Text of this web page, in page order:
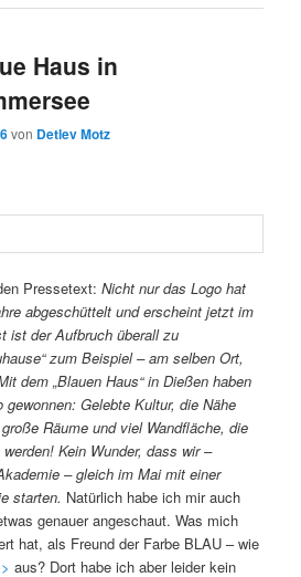
Haus in
von Detlev Motz
Pressetext:Nicht nur das Logo hat
abgeschüttelt und erscheint jetzt im
ist der Aufbruch überall zu
zum Beispiel – am selben Ort,
dem „Blauen Haus“ in Dießen haben
Gelebte Kultur, die Nähe
Räume und viel Wandfläche, die
Kein Wunder, dass wir –
– gleich im Mai mit einer
starten. Natürlich habe ich mir auch
genauer angeschaut. Was mich
hat, als Freund der Farbe BLAU – wie
aus? Dort habe ich aber leider kein